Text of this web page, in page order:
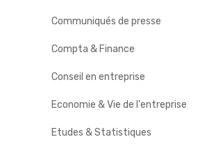
Communiqués de presse
Compta & Finance
Conseil en entreprise
Economie & Vie de l'entreprise
Etudes & Statistiques